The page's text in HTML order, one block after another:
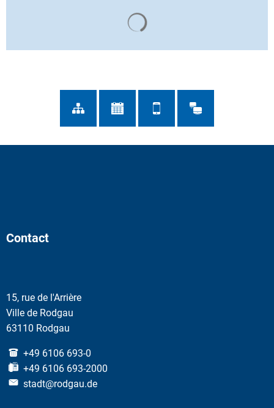
Contact
15, rue de l'Arrière
Ville de Rodgau
63110 Rodgau
+49 6106 693-0
+49 6106 693-2000
stadt@rodgau.de